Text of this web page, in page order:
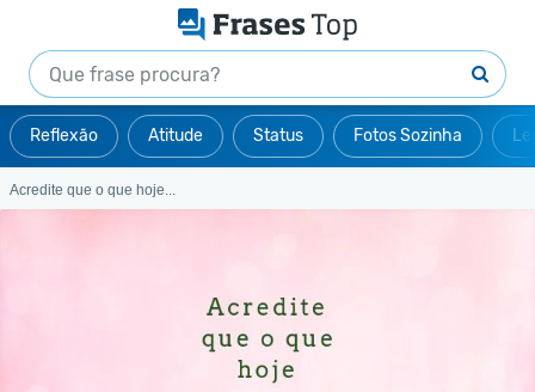
Reflexão Atitude Status Fotos Sozinha
Acredite que o que hoje...